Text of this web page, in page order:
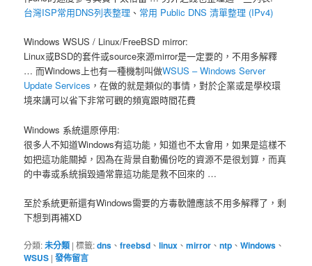
台灣ISP常用DNS列表整理 、 常用 Public DNS 清單整理 (IPv4)
Windows WSUS / Linux/FreeBSD mirror:
Linux或BSD的套件或source來源mirror是一定要的，不用多解釋
… 而Windows上也有一種機制叫做WSUS – Windows Server
Update Services ，在做的就是類似的事情，對於企業或是學校環
境來講可以省下非常可觀的頻寬跟時間花費
Windows 系統還原停用:
很多人不知道Windows有這功能，知道也不太會用，如果是這樣不
如把這功能關掉，因為在背景自動備份吃的資源不是很划算，而真
的中毒或系統損毀通常靠這功能是救不回來的 …
至於系統更新還有Windows需要的方毒軟體應該不用多解釋了，剩
下想到再補XD
分類:未分類 |標籤:dns 、freebsd 、linux 、mirror 、ntp 、Windows 、
WSUS |發佈留言